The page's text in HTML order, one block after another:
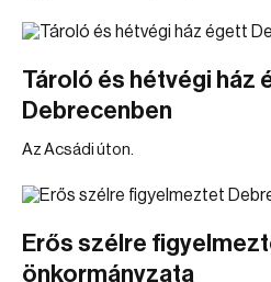
Tároló és hétvégi ház
Debrecenben
Az Acsádi úton.
Erős szélre
önkormányzata